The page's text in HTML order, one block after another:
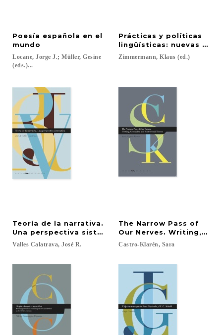
Poesía española en el
mundo
Locane, Jorge J.; Müller, Gesine
(eds.)...
Prácticas y políticas
lingüísticas: nuevas
Zimmermann, Klaus (ed.)
Teoría de la narrativa.
Una perspectiva sistemática
Valles Calatrava, José R.
The Narrow Pass of
Our Nerves. Writing,
Castro-Klarén, Sara